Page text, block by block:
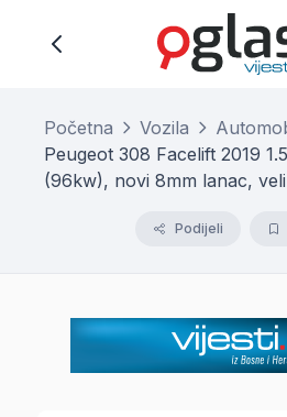
Početna Vozila
Peugeot 308 Facelift 2019
(96kw), novi 8mm lanac,
Podijeli